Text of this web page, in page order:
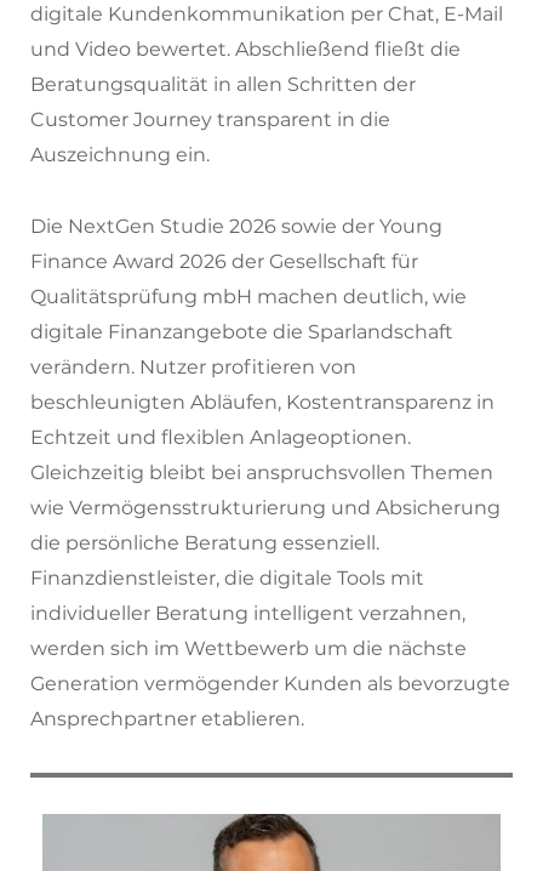
digitale Kundenkommunikation per Chat, E-Mail
und Video bewertet. Abschließend fließt die
Beratungsqualität in allen Schritten der
Customer Journey transparent in die
Auszeichnung ein.
Die NextGen Studie 2026 sowie der Young
Finance Award 2026 der Gesellschaft für
Qualitätsprüfung mbH machen deutlich, wie
digitale Finanzangebote die Sparlandschaft
verändern. Nutzer profitieren von
beschleunigten Abläufen, Kostentransparenz in
Echtzeit und flexiblen Anlageoptionen.
Gleichzeitig bleibt bei anspruchsvollen Themen
wie Vermögensstrukturierung und Absicherung
die persönliche Beratung essenziell.
Finanzdienstleister, die digitale Tools mit
individueller Beratung intelligent verzahnen,
werden sich im Wettbewerb um die nächste
Generation vermögender Kunden als bevorzugte
Ansprechpartner etablieren.